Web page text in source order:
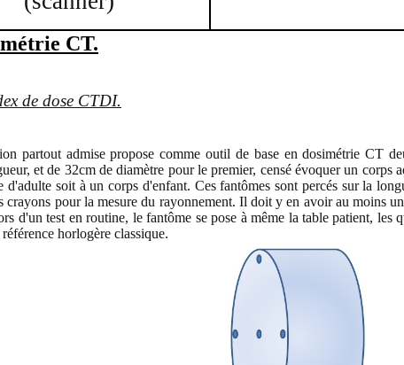
CT.
de dose CTDI.
partout admise propose comme outil de base en dosimétrie CT
et de 32cm de diamètre pour le premier, censé évoquer un corps
d'adulte soit à un corps d'enfant. Ces fantômes sont percés sur la
crayons pour la mesure du rayonnement. Il doit y en avoir au moins
d'un test en routine, le fantôme se pose à même la table patient, les
horlogère classique.